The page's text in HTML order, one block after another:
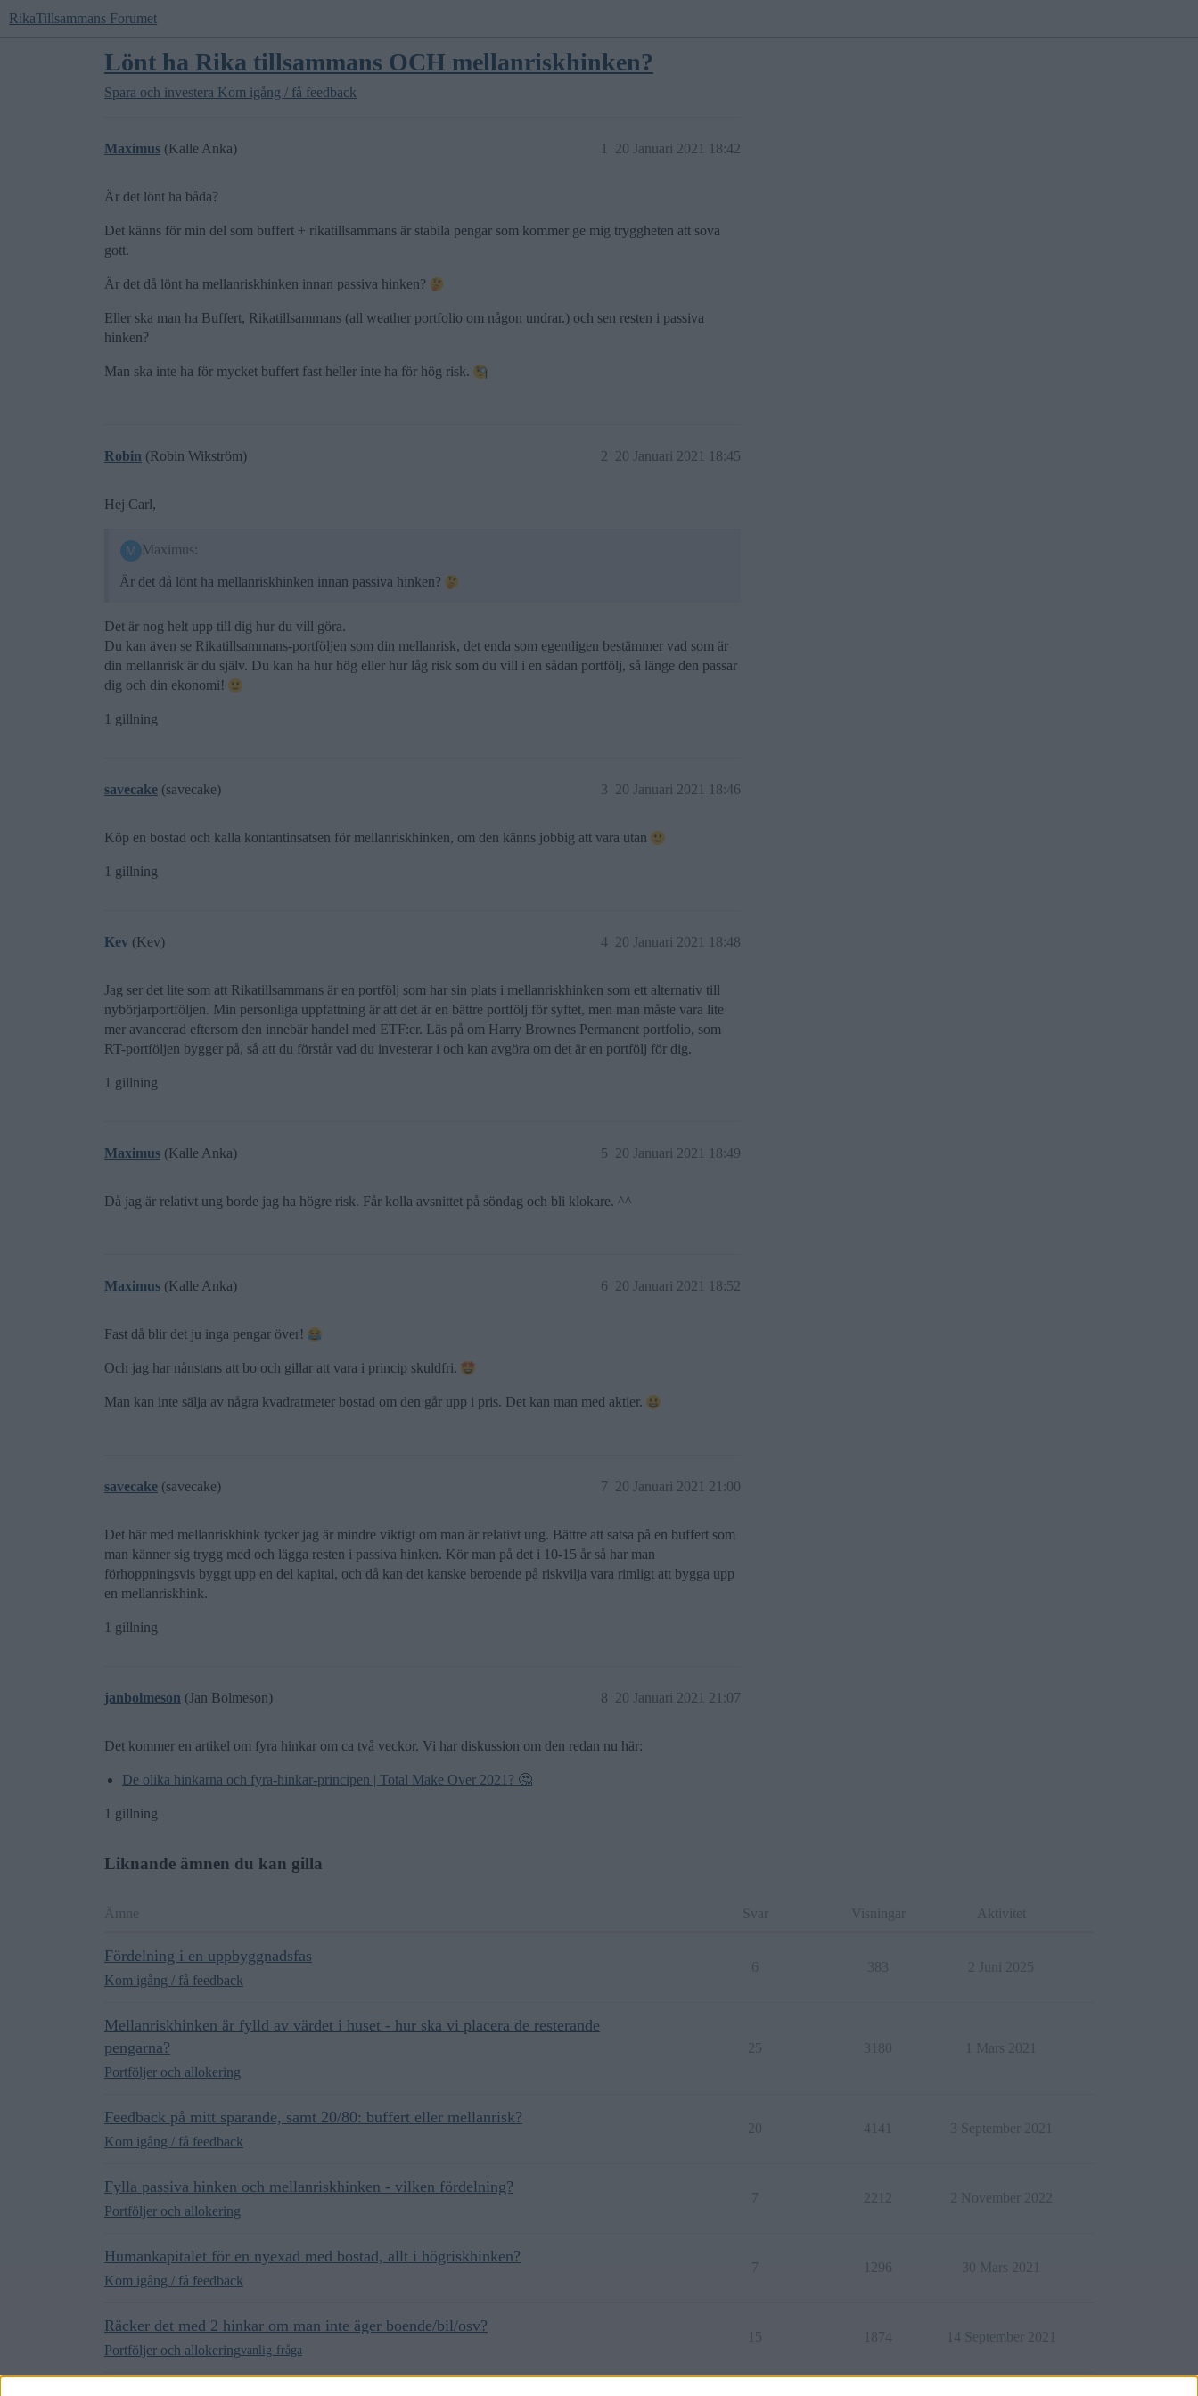
RikaTillsammans Forumet
Lönt ha Rika tillsammans OCH mellanriskhinken?
Spara och investera Kom igång / få feedback
Maximus (Kalle Anka) 20 Januari 2021 18:42
1
Är det lönt ha båda?
Det känns för min del som buffert + rikatillsammans är stabila pengar som kommer ge mig tryggheten att sova
gott.
Är det då lönt ha mellanriskhinken innan passiva hinken?
Eller ska man ha Buffert, Rikatillsammans (all weather portfolio om någon undrar.) och sen resten i passiva
hinken?
Man ska inte ha för mycket buffert fast heller inte ha för hög risk.
Robin (Robin Wikström) 20 Januari 2021 18:45
2
Hej Carl,
Maximus:
Är det då lönt ha mellanriskhinken innan passiva hinken?
Det är nog helt upp till dig hur du vill göra.
Du kan även se Rikatillsammans-portföljen som din mellanrisk, det enda som egentligen bestämmer vad som är
din mellanrisk är du själv. Du kan ha hur hög eller hur låg risk som du vill i en sådan portfölj, så länge den passar
dig och din ekonomi!
1 gillning
savecake (savecake) 20 Januari 2021 18:46
3
Köp en bostad och kalla kontantinsatsen för mellanriskhinken, om den känns jobbig att vara utan
1 gillning
Kev (Kev) 20 Januari 2021 18:48
4
Jag ser det lite som att Rikatillsammans är en portfölj som har sin plats i mellanriskhinken som ett alternativ till
nybörjarportföljen. Min personliga uppfattning är att det är en bättre portfölj för syftet, men man måste vara lite
mer avancerad eftersom den innebär handel med ETF:er. Läs på om Harry Brownes Permanent portfolio, som
RT-portföljen bygger på, så att du förstår vad du investerar i och kan avgöra om det är en portfölj för dig.
1 gillning
Maximus (Kalle Anka) 20 Januari 2021 18:49
5
Då jag är relativt ung borde jag ha högre risk. Får kolla avsnittet på söndag och bli klokare. ^^
Maximus (Kalle Anka) 20 Januari 2021 18:52
6
Fast då blir det ju inga pengar över!
Och jag har nånstans att bo och gillar att vara i princip skuldfri.
Man kan inte sälja av några kvadratmeter bostad om den går upp i pris. Det kan man med aktier.
savecake (savecake) 20 Januari 2021 21:00
7
Det här med mellanriskhink tycker jag är mindre viktigt om man är relativt ung. Bättre att satsa på en buffert som
man känner sig trygg med och lägga resten i passiva hinken. Kör man på det i 10-15 år så har man
förhoppningsvis byggt upp en del kapital, och då kan det kanske beroende på riskvilja vara rimligt att bygga upp
en mellanriskhink.
1 gillning
janbolmeson (Jan Bolmeson) 20 Januari 2021 21:07
8
Det kommer en artikel om fyra hinkar om ca två veckor. Vi har diskussion om den redan nu här:
De olika hinkarna och fyra-hinkar-principen | Total Make Over 2021? 🤔
1 gillning
Liknande ämnen du kan gilla
Ämne Svar Visningar Aktivitet
Fördelning i en uppbyggnadsfas
Kom igång / få feedback
6 383 2 Juni 2025
Mellanriskhinken är fylld av värdet i huset - hur ska vi placera de resterande
pengarna?
Portföljer och allokering
25 3180 1 Mars 2021
Feedback på mitt sparande, samt 20/80: buffert eller mellanrisk?
Kom igång / få feedback
20 4141 3 September 2021
Fylla passiva hinken och mellanriskhinken - vilken fördelning?
Portföljer och allokering
7 2 November 2022
Humankapitalet för en nyexad med bostad, allt i högriskhinken?
Kom igång / få feedback
7 1296 30 Mars 2021
Räcker det med 2 hinkar om man inte äger boende/bil/osv?
Portföljer och allokeringvanlig-fråga
15 1874 14 September 2021